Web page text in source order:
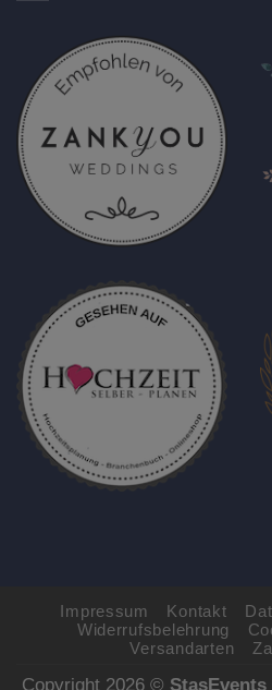
Impressum Kontakt
Widerrufsbelehrung
Versandarten
Copyright 2026 © StasEvents